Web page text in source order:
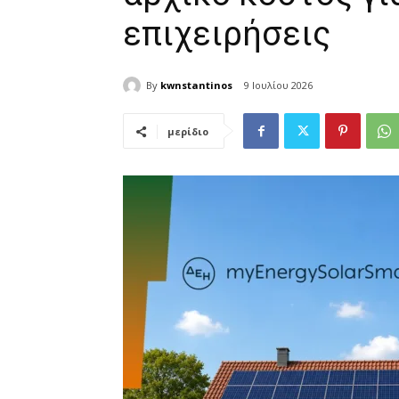
επιχειρήσεις
By kwnstantinos 9 Ιουλίου 2026
μερίδιο